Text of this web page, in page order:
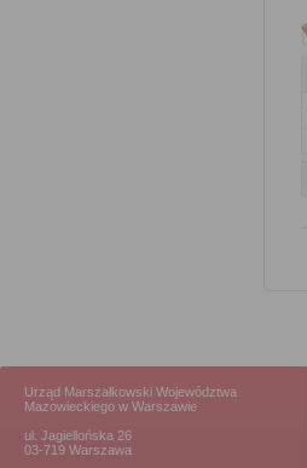
Urząd Marszałkowski Województwa
Mazowieckiego w Warszawie
ul. Jagiellońska 26
03-719 Warszawa